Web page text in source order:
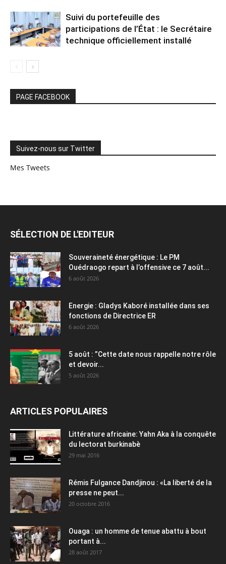
Suivi du portefeuille des
participations de l’État : le Secrétaire
technique officiellement installé
PAGE FACEBOOK
Suivez-nous sur Twitter
Mes Tweets
SÉLECTION DE L'EDITEUR
Souveraineté énergétique : Le PM
Ouédraogo repart à l’offensive ce 7 août...
6 août 2026
Energie : Gladys Kaboré installée dans ses
fonctions de Directrice ER
6 août 2026
5 août : ”Cette date nous rappelle notre rôle
et devoir...
5 août 2026
ARTICLES POPULAIRES
Littérature africaine: Yahn Aka à la conquête
du lectorat burkinabè
29 mai 2016
Rémis Fulgance Dandjinou : «La liberté de la
presse ne peut...
20 octobre 2016
Ouaga : un homme de tenue abattu à bout
portant à...
28 août 2017